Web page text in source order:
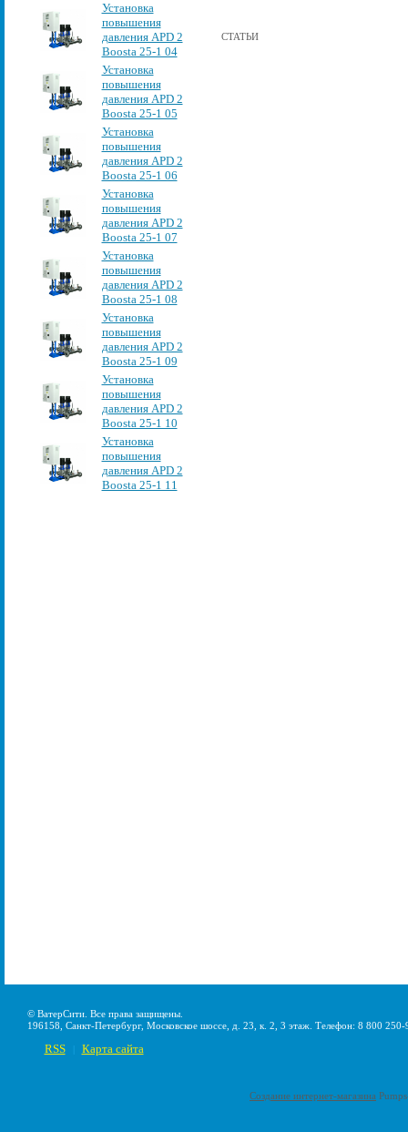
Установка
повышения
давления APD 2
Boosta 25-1 04
Установка
повышения
давления APD 2
Boosta 25-1 05
Установка
повышения
давления APD 2
Boosta 25-1 06
Установка
повышения
давления APD 2
Boosta 25-1 07
Установка
повышения
давления APD 2
Boosta 25-1 08
Установка
повышения
давления APD 2
Boosta 25-1 09
Установка
повышения
давления APD 2
Boosta 25-1 10
Установка
повышения
давления APD 2
Boosta 25-1 11
СТАТЬИ
© ВатерСити. Все права защищены.
196158, Санкт-Петербург, Московское шоссе, д. 23, к. 2, 3 этаж. Телефон: 8 800
RSS Карта сайта
Создание интернет-магазина